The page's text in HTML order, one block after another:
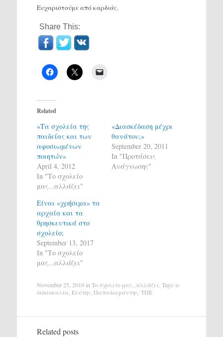
Ευχαριστούμε από καρδιάς.
Share This:
Related
«Τα σχολεία της
παιδείας και των
αφοσιωμένων
ποιητών»
April 4, 2012
In "Το σχολείο
μας...αλλάζει"
«Διασκέδαση μέχρι
θανάτου;»
September 20, 2011
In "Προτάσεις
Ανάγνωσης"
Είναι «χρήσιμα» τα
αρχαία και τα
θρησκευτικά στο
σχολείο;
September 13, 2017
In "Το σχολείο
μας...αλλάζει"
November 25, 2010in Το σχολείο μας...αλλάζει . Tags: e-
διδασκαλία Ελύτης, Παπαδιαμάντης, ΤΠΕ
Related posts